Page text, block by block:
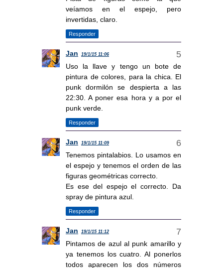
veíamos en el espejo, pero
invertidas, claro.
Responder
Jan 19/1/15 11:06
Uso la llave y tengo un bote de
pintura de colores, para la chica. El
punk dormilón se despierta a las
22:30. A poner esa hora y a por el
punk verde.
Responder
Jan 19/1/15 11:09
Tenemos pintalabios. Lo usamos en
el espejo y tenemos el orden de las
figuras geométricas correcto.
Es ese del espejo el correcto. Da
spray de pintura azul.
Responder
Jan 19/1/15 11:12
Pintamos de azul al punk amarillo y
ya tenemos los cuatro. Al ponerlos
todos aparecen los dos números